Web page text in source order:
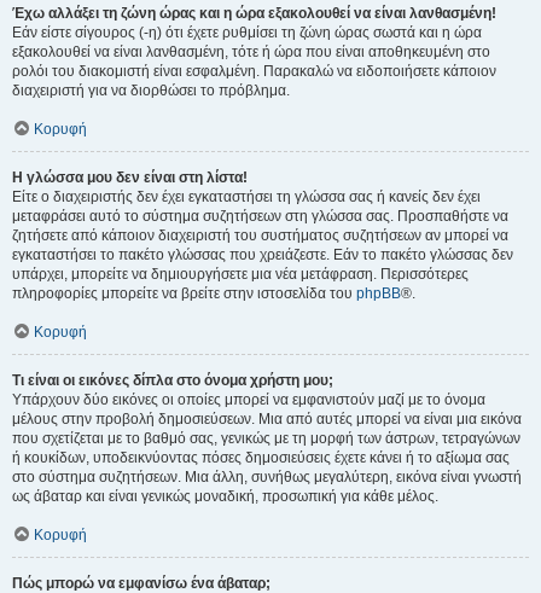
Έχω αλλάξει τη ζώνη ώρας και η ώρα εξακολουθεί να είναι λανθασμένη!
Εάν είστε σίγουρος (-η) ότι έχετε ρυθμίσει τη ζώνη ώρας σωστά και η ώρα
εξακολουθεί να είναι λανθασμένη, τότε ή ώρα που είναι αποθηκευμένη στο
ρολόι του διακομιστή είναι εσφαλμένη. Παρακαλώ να ειδοποιήσετε κάποιον
διαχειριστή για να διορθώσει το πρόβλημα.
Κορυφή
Η γλώσσα μου δεν είναι στη λίστα!
Είτε ο διαχειριστής δεν έχει εγκαταστήσει τη γλώσσα σας ή κανείς δεν έχει
μεταφράσει αυτό το σύστημα συζητήσεων στη γλώσσα σας. Προσπαθήστε να
ζητήσετε από κάποιον διαχειριστή του συστήματος συζητήσεων αν μπορεί να
εγκαταστήσει το πακέτο γλώσσας που χρειάζεστε. Εάν το πακέτο γλώσσας δεν
υπάρχει, μπορείτε να δημιουργήσετε μια νέα μετάφραση. Περισσότερες
πληροφορίες μπορείτε να βρείτε στην ιστοσελίδα του phpBB®.
Κορυφή
Τι είναι οι εικόνες δίπλα στο όνομα χρήστη μου;
Υπάρχουν δύο εικόνες οι οποίες μπορεί να εμφανιστούν μαζί με το όνομα
μέλους στην προβολή δημοσιεύσεων. Μια από αυτές μπορεί να είναι μια εικόνα
που σχετίζεται με το βαθμό σας, γενικώς με τη μορφή των άστρων, τετραγώνων
ή κουκίδων, υποδεικνύοντας πόσες δημοσιεύσεις έχετε κάνει ή το αξίωμα σας
στο σύστημα συζητήσεων. Μια άλλη, συνήθως μεγαλύτερη, εικόνα είναι γνωστή
ως άβαταρ και είναι γενικώς μοναδική, προσωπική για κάθε μέλος.
Κορυφή
Πώς μπορώ να εμφανίσω ένα άβαταρ;